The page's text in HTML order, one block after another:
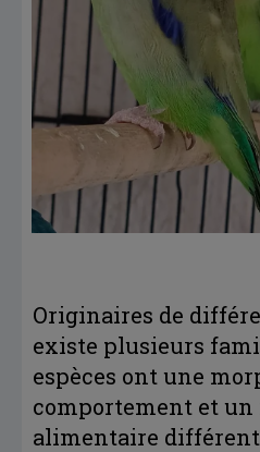
Originaires de
existe plusieurs
espèces ont une
comportement et un
alimentaire